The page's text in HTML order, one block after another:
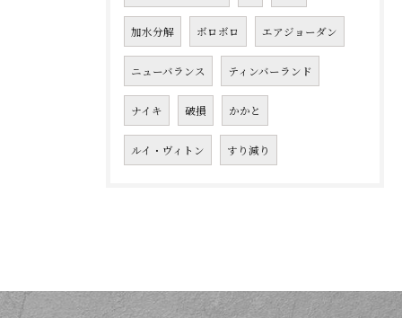
加水分解 ボロボロ エアジョーダン
ニューバランス ティンバーランド
ナイキ 破損 かかと
ルイ・ヴィトン すり減り